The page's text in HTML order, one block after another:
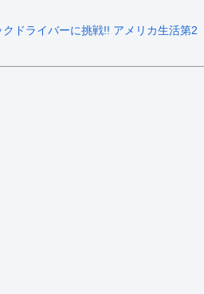
ドライバーに挑戦!! アメリカ生活第2